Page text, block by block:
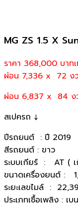
MG ZS 1.5 X
ราคา 368,000 บาท
ผ่อน 7,336 x 72 ง
ผ่อน 6,837 x 84 ง
สเปครถ ↓
ปีรถยนต์ : ปี 2019
สีรถยนต์ : ขาว
ระบบเกียร์ : AT ( เ
ขนาดเครื่องยนต์ :
ระยะเลขไมล์ :
ประเภทเชื้อเพลิง : เบ